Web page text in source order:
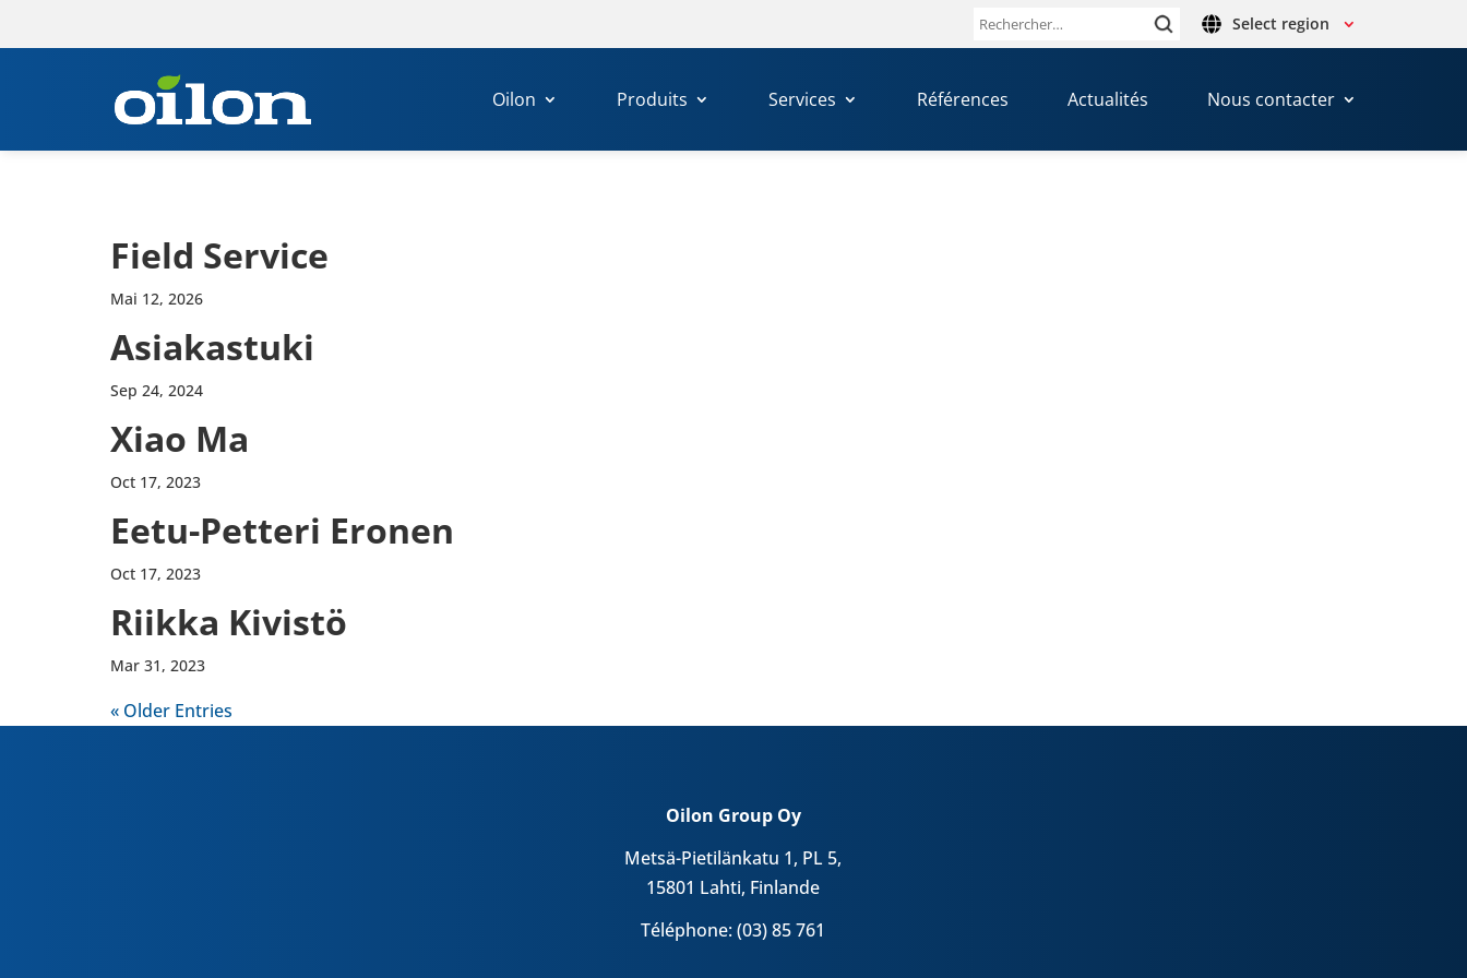
Rechercher : Select region
Oilon Produits Services Références Actualités Nous contacter
Field Service
Mai 12, 2026
Asia­kas­tuki
Sep 24, 2024
Xiao Ma
Oct 17, 2023
Eetu-​Petteri Eronen
Oct 17, 2023
Riikka Kivistö
Mar 31, 2023
« Older Entries
Oilon Group Oy
Metsä-Pietilänkatu 1, PL 5,
15801 Lahti, Finlande
Téléphone: (03) 85 761